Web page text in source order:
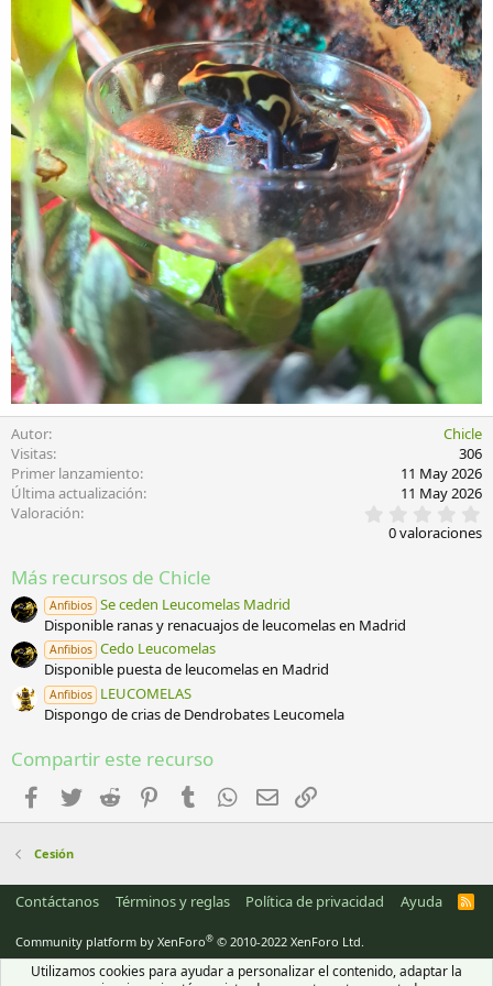
Autor
Chicle
Visitas
306
Primer lanzamiento
11 May 2026
Última actualización
11 May 2026
Valoración
,
0
0 valoraciones
Más recursos de Chicle
Anfibios Se ceden Leucomelas Madrid
Disponible ranas y renacuajos de leucomelas en Madrid
Anfibios Cedo Leucomelas
Disponible puesta de leucomelas en Madrid
Anfibios LEUCOMELAS
Dispongo de crias de Dendrobates Leucomela
Compartir este recurso
Facebook
Twitter Reddit PinterestTumblr WhatsApp
Email
Cesión
Contáctanos Términos y reglas Política de privacidad Ayuda
R
Community platform by XenForo® © 2010-2022 XenForo Ltd.
Utilizamos cookies para ayudar a personalizar el contenido, adaptar la